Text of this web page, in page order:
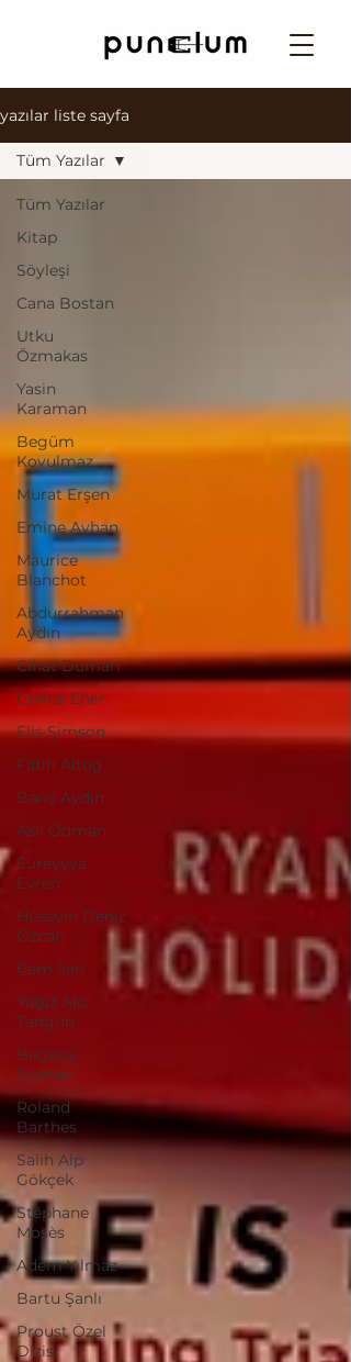
yazılar liste sayfa
Tüm Yazılar
Kitap
Söyleşi
Cana Bostan
Utku
Özmakas
Yasin
Karaman
Begüm
Kovulmaz
Murat Erşen
Emine Ayhan
Maurice
Blanchot
Abdurrahman
Aydın
Cihat Duman
Cemal Ener
Elis Şimşon
Fatih Altuğ
Barış Aydın
Aslı Odman
Süreyyya
Evren
Hüseyin Deniz
Özcan
Cem İleri
Yağız Alp
Tangün
Bilgesu
Şişman
Roland
Barthes
Salih Alp
Gökçek
Stéphane
Mosès
Adem Yılmaz
Bartu Şanlı
Proust Özel
Dizisi
Tüm Yazılar